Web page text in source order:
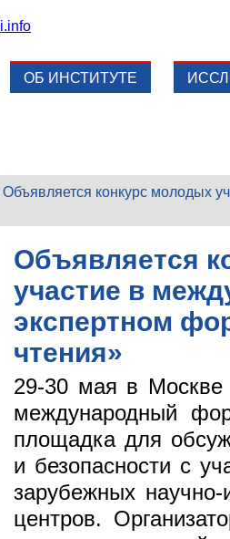
ОБ ИНСТИТУТЕ
Объявляется конкурс молодых
Объявляется
участие в
экспертном
чтения»
29-30 мая в Москве
международный
площадка для
и безопасности с
зарубежных научно-
центров.